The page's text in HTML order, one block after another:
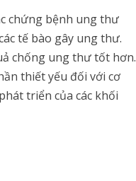
chứng bệnh ung thư
tế bào gây ung thư.
chống ung thư tốt hơn.
thiết yếu đối với cơ
triển của các khối